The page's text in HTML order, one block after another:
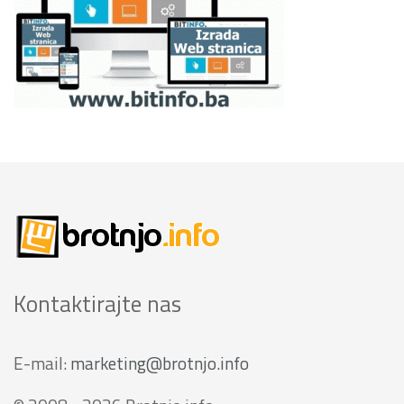
Kontaktirajte nas
E-mail: marketing@brotnjo.info